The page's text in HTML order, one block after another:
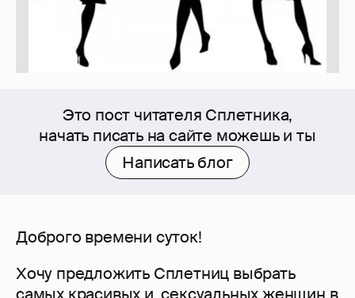
Это пост читателя Сплетника,
начать писать на сайте можешь и ты
Написать блог
Доброго времени суток!
Хочу предложить Сплетниц выбрать